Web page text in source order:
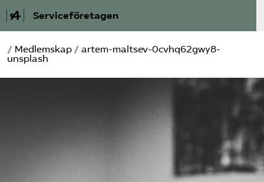
Serviceföretagen
Om Service­företagen
/ Medlemskap / artem-maltsev-0cvhq62gwy8-
unsplash